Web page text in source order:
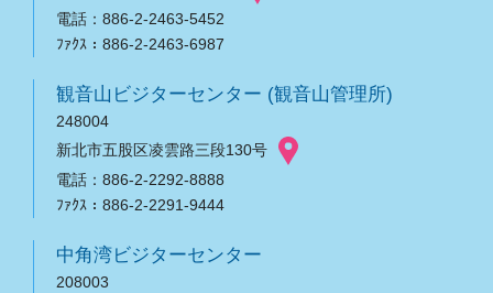
電話：886-2-2463-5452
ﾌｧｸｽ：886-2-2463-6987
観音山ビジターセンター (観音山管理所)
248004
新北市五股区凌雲路三段130号
電話：886-2-2292-8888
ﾌｧｸｽ：886-2-2291-9444
中角湾ビジターセンター
208003